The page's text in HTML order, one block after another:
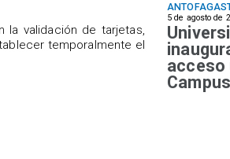
la validación de tarjetas,
temporalmente el
5 de agosto de
acceso